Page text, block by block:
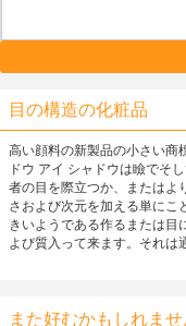
目の構造の化粧品
高い顔料の新製品の小さい商
ドウ アイ シャドウは瞼でそ
者の目を際立つか、またはよ
さおよび次元を加える単にこ
きいようである作るまたは目
よび質入って来ます。それは
また好むかもしれませ